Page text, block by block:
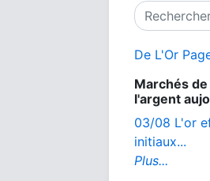
Rechercher
De L'Or
Marchés
l'argent
03/08 L'or
initiaux...
Plus...